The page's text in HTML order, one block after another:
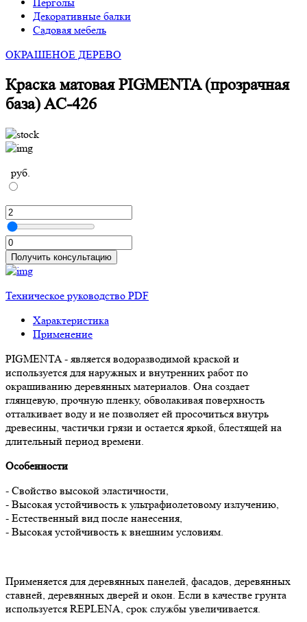
Декоративные балки
Садовая мебель
ОКРАШЕНОЕ ДЕРЕВО
Краска матовая PIGMENTA (прозрачная
база) AC-426
руб.
Получить консультацию
Техническое руководство PDF
Характеристика
Применение
PIGMENTA - является водоразводимой краской и
используется для наружных и внутренних работ по
окрашиванию деревянных материалов. Она создает
глянцевую, прочную пленку, обволакивая поверхность
отталкивает воду и не позволяет ей просочиться внутрь
древесины, частички грязи и остается яркой, блестящей на
длительный период времени.
Особенности
- Свойство высокой эластичности,
- Высокая устойчивость к ультрафиолетовому излучению,
- Естественный вид после нанесения,
- Высокая устойчивость к внешним условиям.
Применяется для деревянных панелей, фасадов, деревянных
ставней, деревянных дверей и окон. Если в качестве грунта
используется REPLENA, срок службы увеличивается.